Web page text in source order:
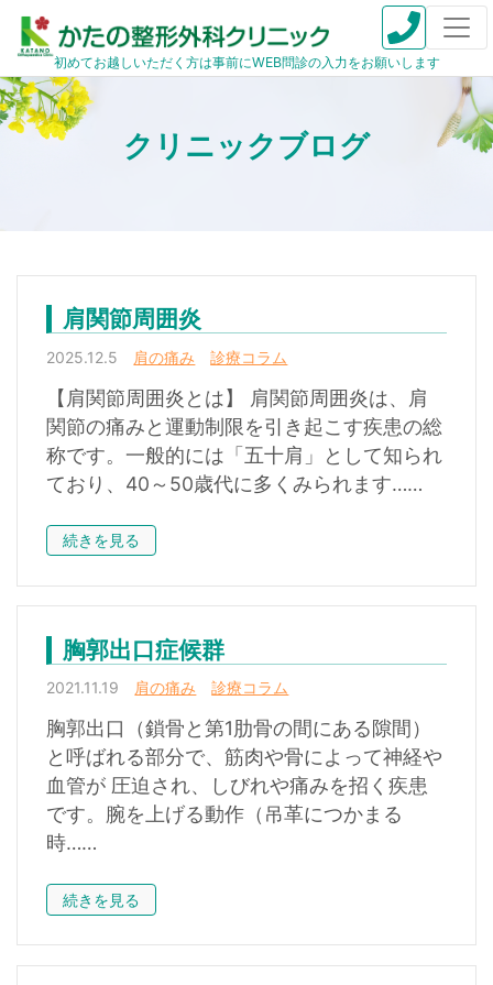
初めてお越しいただく方は事前にWEB問診の入力をお願いします
肩関節周囲炎
2025.12.5 肩の痛み 診療コラム
【肩関節周囲炎とは】 肩関節周囲炎は、肩
関節の痛みと運動制限を引き起こす疾患の総
称です。一般的には「五十肩」として知られ
ており、40～50歳代に多くみられます……
続きを見る
胸郭出口症候群
2021.11.19 肩の痛み 診療コラム
胸郭出口（鎖骨と第1肋骨の間にある隙間）
と呼ばれる部分で、筋肉や骨によって神経や
血管が 圧迫され、しびれや痛みを招く疾患
です。腕を上げる動作（吊革につかまる
時……
続きを見る